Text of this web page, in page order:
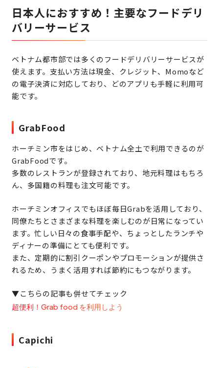
日本人におすすめ！主要なフードデリ
バリーサービス
ベトナム都市部では多くのフードデリバリーサービスが
使えます。支払い方法は現金、クレジット、Momoなど
の電子決済に対応しており、どのアプリも手軽に利用可
能です。
GrabFood
ホーチミン市をはじめ、ベトナム全土で利用できるのが
GrabFoodです。
多数のレストランが登録されており、地元料理はもちろ
ん、多国籍の料理も注文可能です。
ホーチミンオフィスでもほぼ毎日Grabを活用しており、
同僚たちとさまざまな料理を楽しむのが日常になってい
ます。忙しい日々の食事手配や、ちょっとしたランチや
ディナーの準備にとても便利です。
また、定期的に割引クーポンやプロモーションが提供さ
れるため、うまく活用すれば節約にもつながります。
▼こちらの記事も併せてチェック
超便利！Grab food を利用しよう
Capichi